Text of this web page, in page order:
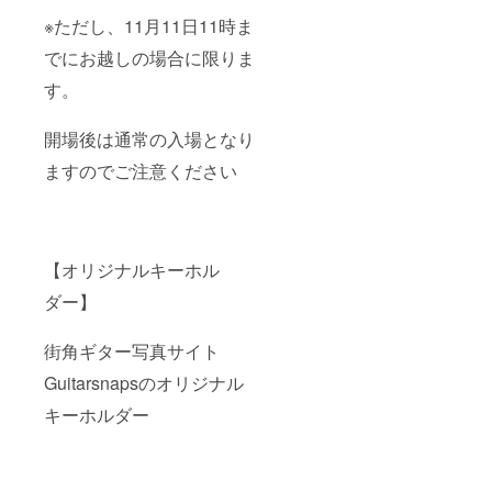
※ただし、11月11日11時ま
でにお越しの場合に限りま
す。
開場後は通常の入場となり
ますのでご注意ください
【オリジナルキーホル
ダー】
街角ギター写真サイト
Guitarsnapsのオリジナル
キーホルダー